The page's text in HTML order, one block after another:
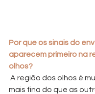
Por que os sinais do
aparecem primeiro na
olhos?
mais fina do que as